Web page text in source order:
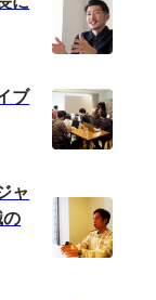
ブ
ャ